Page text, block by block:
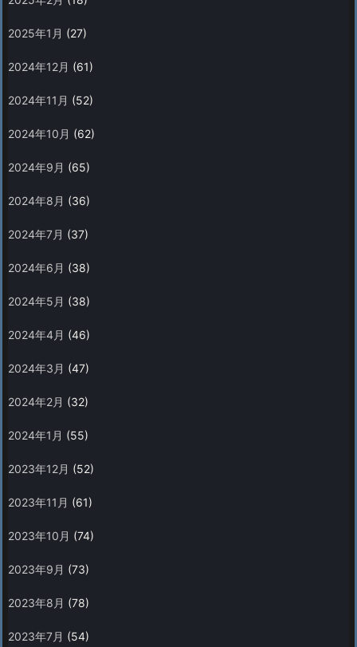
2025年1月 (27)
2024年12月 (61)
2024年11月 (52)
2024年10月 (62)
2024年9月 (65)
2024年8月 (36)
2024年7月 (37)
2024年6月 (38)
2024年5月 (38)
2024年4月 (46)
2024年3月 (47)
2024年2月 (32)
2024年1月 (55)
2023年12月 (52)
2023年11月 (61)
2023年10月 (74)
2023年9月 (73)
2023年8月 (78)
2023年7月 (54)